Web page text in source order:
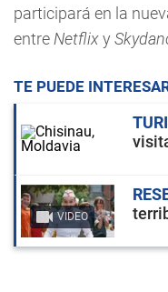
participará en la
entre Netflixy
TE PUEDE
VIDEO